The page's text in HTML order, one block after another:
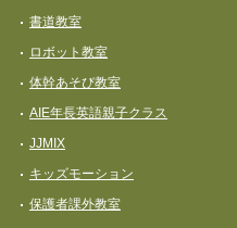
書道教室
ロボット教室
体幹あそび教室
AIE年長英語親子クラス
JJMIX
キッズモーション
保護者課外教室